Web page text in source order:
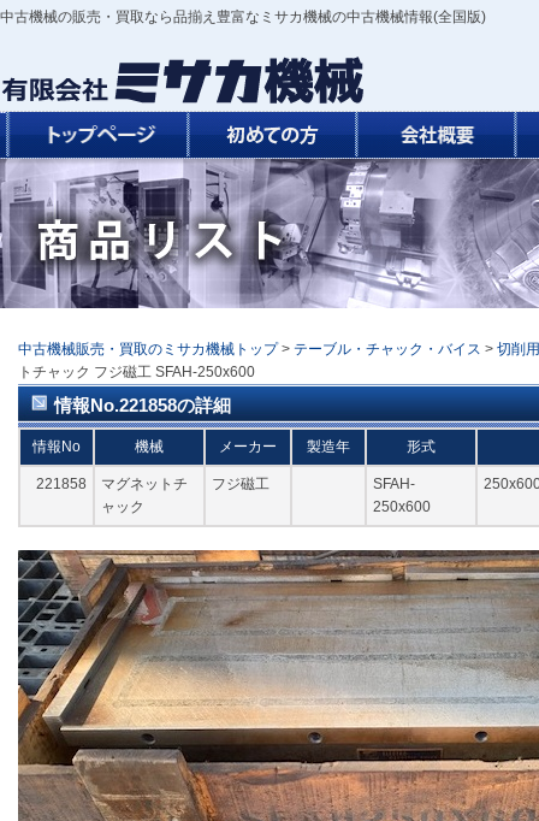
中古機械の販売・買取なら品揃え豊富なミサカ機械の中古機械情報(全国版)
中古機械販売・買取のミサカ機械トップ > テーブル・チャック・バイス > 切削
トチャック フジ磁工 SFAH-250x600
情報No.221858の詳細
情報No 機械 メーカー 製造年 形式
221858
マグネットチ
ャック
フジ磁工
SFAH-
250x600